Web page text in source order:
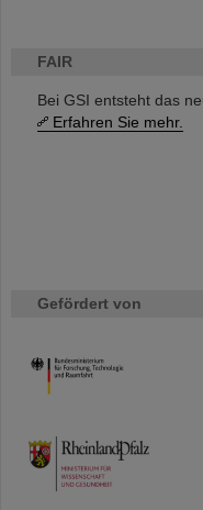
FAIR
Bei GSI entsteht das
Erfahren Sie mehr.
Gefördert von
HMWK
TMWWDG